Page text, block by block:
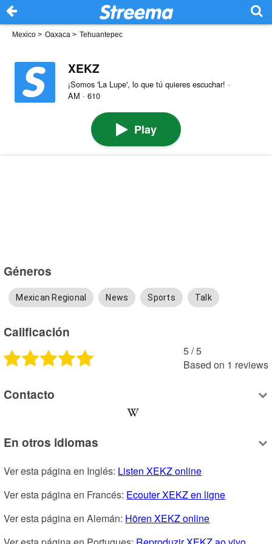
Mexico > Oaxaca > Tehuantepec
XEKZ
¡Somos 'La Lupe', lo que tú quieres escuchar! ·
AM · 610
Play
Géneros
Mexican Regional News Sports Talk
Calificación
5 /5
Based on 1 reviews
Contacto
En otros idiomas
Ver esta página en Inglés: Listen XEKZ online
Ver esta página en Francés: Ecouter XEKZ en ligne
Ver esta página en Alemán: Hören XEKZ online